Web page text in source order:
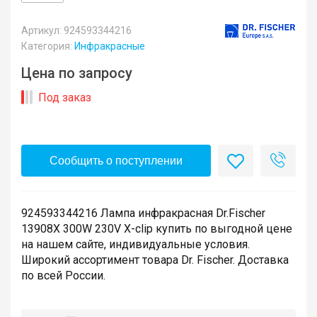
Артикул: 924593344216
Категория: Инфракрасные
Цена по запросу
Под заказ
Сообщить о поступлении
924593344216 Лампа инфракрасная Dr.Fischer
13908X 300W 230V X-clip купить по выгодной цене
на нашем сайте, индивидуальные условия.
Широкий ассортимент товара Dr. Fischer. Доставка
по всей России.